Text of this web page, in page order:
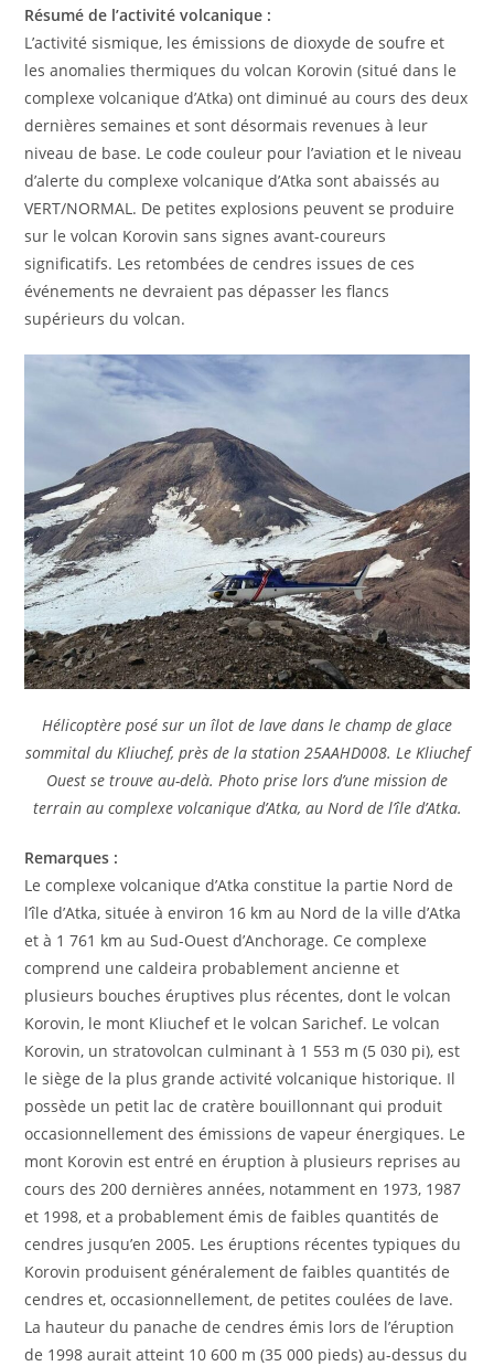
Résumé de l’activité volcanique :
L’activité sismique, les émissions de dioxyde de soufre et
les anomalies thermiques du volcan Korovin (situé dans le
complexe volcanique d’Atka) ont diminué au cours des deux
dernières semaines et sont désormais revenues à leur
niveau de base. Le code couleur pour l’aviation et le niveau
d’alerte du complexe volcanique d’Atka sont abaissés au
VERT/NORMAL. De petites explosions peuvent se produire
sur le volcan Korovin sans signes avant-coureurs
significatifs. Les retombées de cendres issues de ces
événements ne devraient pas dépasser les flancs
supérieurs du volcan.
Hélicoptère posé sur un îlot de lave dans le champ de glace
sommital du Kliuchef, près de la station 25AAHD008. Le Kliuchef
Ouest se trouve au-delà. Photo prise lors d’une mission de
terrain au complexe volcanique d’Atka, au Nord de l’île d’Atka.
Remarques :
Le complexe volcanique d’Atka constitue la partie Nord de
l’île d’Atka, située à environ 16 km au Nord de la ville d’Atka
et à 1 761 km au Sud-Ouest d’Anchorage. Ce complexe
comprend une caldeira probablement ancienne et
plusieurs bouches éruptives plus récentes, dont le volcan
Korovin, le mont Kliuchef et le volcan Sarichef. Le volcan
Korovin, un stratovolcan culminant à 1 553 m (5 030 pi), est
le siège de la plus grande activité volcanique historique. Il
possède un petit lac de cratère bouillonnant qui produit
occasionnellement des émissions de vapeur énergiques. Le
mont Korovin est entré en éruption à plusieurs reprises au
cours des 200 dernières années, notamment en 1973, 1987
et 1998, et a probablement émis de faibles quantités de
cendres jusqu’en 2005. Les éruptions récentes typiques du
Korovin produisent généralement de faibles quantités de
cendres et, occasionnellement, de petites coulées de lave.
La hauteur du panache de cendres émis lors de l’éruption
de 1998 aurait atteint 10 600 m (35 000 pieds) au-dessus du